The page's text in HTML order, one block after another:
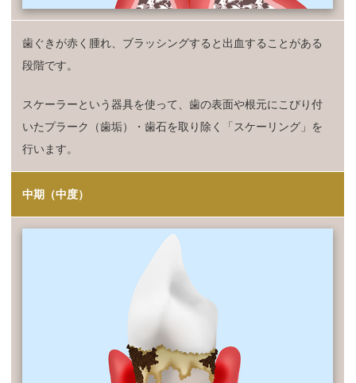
歯ぐきが赤く腫れ、ブラッシングすると出血することがある
段階です。
スケーラーという器具を使って、歯の表面や根元にこびり付
いたプラーク（歯垢）・歯石を取り除く「スケーリング」を
行います。
中期（中度）